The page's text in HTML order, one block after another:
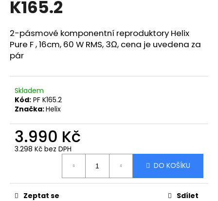
K165.2
2-pásmové komponentní reproduktory Helix
Pure F , 16cm, 60 W RMS, 3Ω, cena je uvedena za
pár
Skladem
Kód: PF K165.2
Značka:Helix
3.990 Kč
3.298 Kč bez DPH
DO KOŠÍKU
Zeptat se Sdílet
a
í
t
?
D
o